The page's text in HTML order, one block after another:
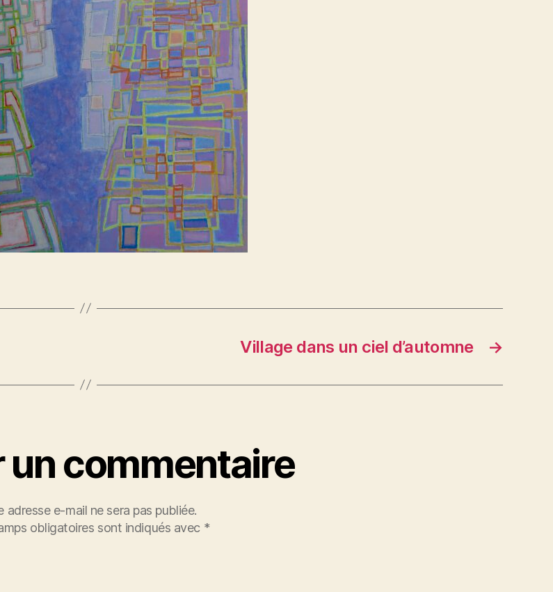
→
Village dans un ciel d’automne
un commentaire
adresse e-mail ne sera pas publiée.
obligatoires sont indiqués avec *